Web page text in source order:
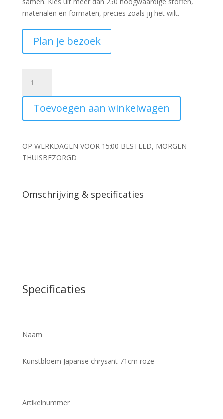
materialen en formaten, precies zoals jij het wilt.
Plan je bezoek
Japanse
chrysant
71cm
roze
Toevoegen aan winkelwagen
OP WERKDAGEN VOOR 15:00 BESTELD, MORGEN
THUISBEZORGD
Omschrijving & specificaties
Specificaties
Naam
Kunstbloem Japanse chrysant 71cm roze
Artikelnummer